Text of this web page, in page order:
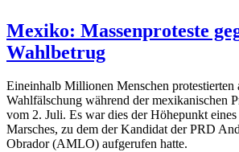
Mexiko: Massenproteste
Wahlbetrug
Eineinhalb Millionen Menschen protestierten
Wahlfälschung während der mexikanischen
vom 2. Juli. Es war dies der Höhepunkt
Marsches, zu dem der Kandidat der PRD
Obrador (AMLO) aufgerufen hatte.